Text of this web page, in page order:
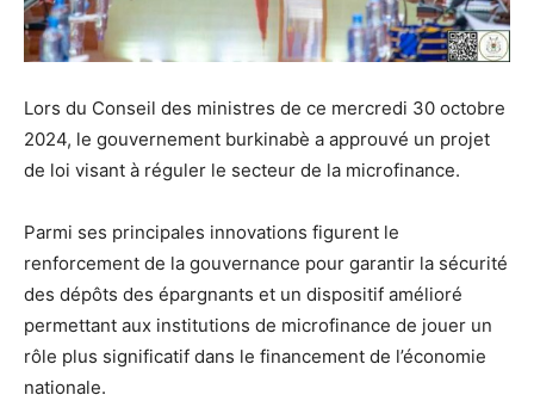
Lors du Conseil des ministres de ce mercredi 30 octobre
2024, le gouvernement burkinabè a approuvé un projet
de loi visant à réguler le secteur de la microfinance.
Parmi ses principales innovations figurent le
renforcement de la gouvernance pour garantir la sécurité
des dépôts des épargnants et un dispositif amélioré
permettant aux institutions de microfinance de jouer un
rôle plus significatif dans le financement de l’économie
nationale.